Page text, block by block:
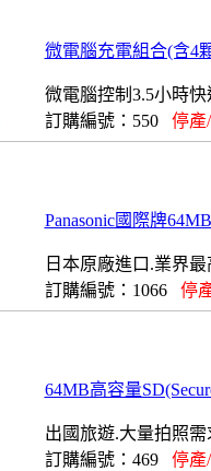
微電腦充電組合(含4
微電腦控制3.5小時
訂購編號：550 停產
Panasonic國際牌
日本原廠進口.業界
訂購編號：1066 停
64MB高容量
出國旅遊.大量拍照
訂購編號：469 停產